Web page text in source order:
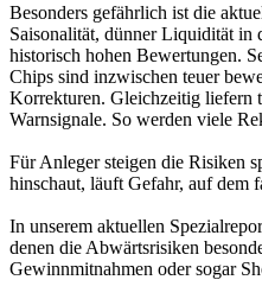
Besonders gefährlich ist die
Saisonalität, dünner Liquidität in
historisch hohen Bewertungen.
Chips sind inzwischen teuer
Korrekturen. Gleichzeitig liefern
Warnsignale. So werden viele
Für Anleger steigen die Risiken
hinschaut, läuft Gefahr, auf dem
In unserem aktuellen
denen die Abwärtsrisiken
Gewinnmitnahmen oder sogar